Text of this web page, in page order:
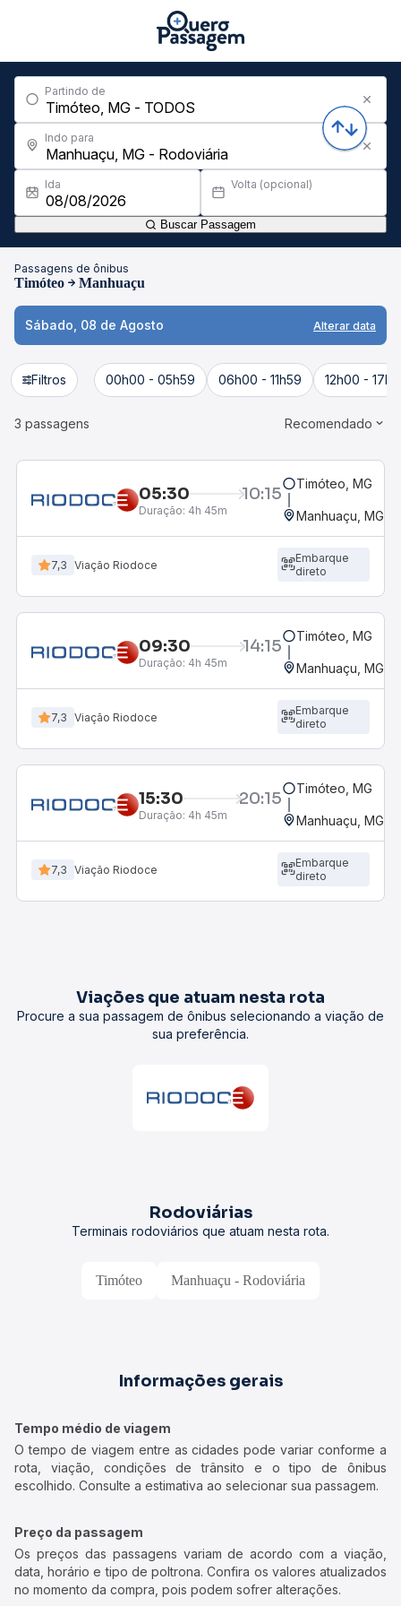
Partindo de
Indo para
Ida Volta (opcional)
Buscar Passagem
Passagens de ônibus
Timóteo Manhuaçu
Sábado, 08 de Agosto Alterar data
Filtros 00h00 - 05h59 06h00 - 11h59 12h00 -
3 passagens Recomendado
05:30 10:15
Duração: 4h 45m
Timóteo, MG
Manhuaçu, MG -
7,3 Viação Riodoce
Embarque
direto
09:30 14:15
Duração: 4h 45m
Timóteo, MG
Manhuaçu, MG -
7,3 Viação Riodoce
Embarque
direto
15:30 20:15
Duração: 4h 45m
Timóteo, MG
Manhuaçu, MG -
7,3 Viação Riodoce
Embarque
direto
Viações que atuam nesta rota
Procure a sua passagem de ônibus selecionando a viação de
sua preferência.
Rodoviárias
Terminais rodoviários que atuam nesta rota.
Timóteo Manhuaçu - Rodoviária
Informações gerais
Tempo médio de viagem
O tempo de viagem entre as cidades pode variar conforme a
rota, viação, condições de trânsito e o tipo de ônibus
escolhido. Consulte a estimativa ao selecionar sua passagem.
Preço da passagem
Os preços das passagens variam de acordo com a viação,
data, horário e tipo de poltrona. Confira os valores atualizados
no momento da compra, pois podem sofrer alterações.